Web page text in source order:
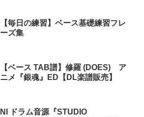
【毎日の練習】ベース基礎練習フレ
ーズ集
【ベース TAB譜】修羅 (DOES) ア
ニメ『銀魂』ED【DL楽譜販売】
NI ドラム音源『STUDIO